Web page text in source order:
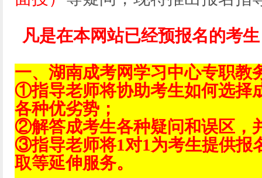
凡是在本网站已经预报名的考
一、湖南成考网学习中心专职教
①指导老师将协助考生如何选择
各种优劣势；
②解答成考生各种疑问和误区，
③指导老师将1对1为考生提供报
取等延伸服务。